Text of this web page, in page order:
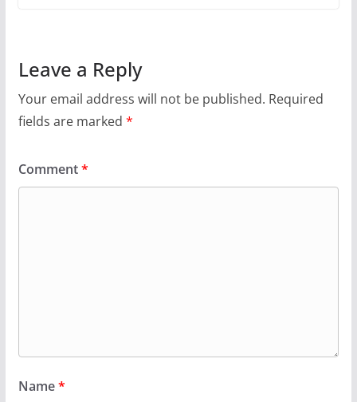
Leave a Reply
Your email address will not be published. Required
fields are marked *
Comment*
Name*